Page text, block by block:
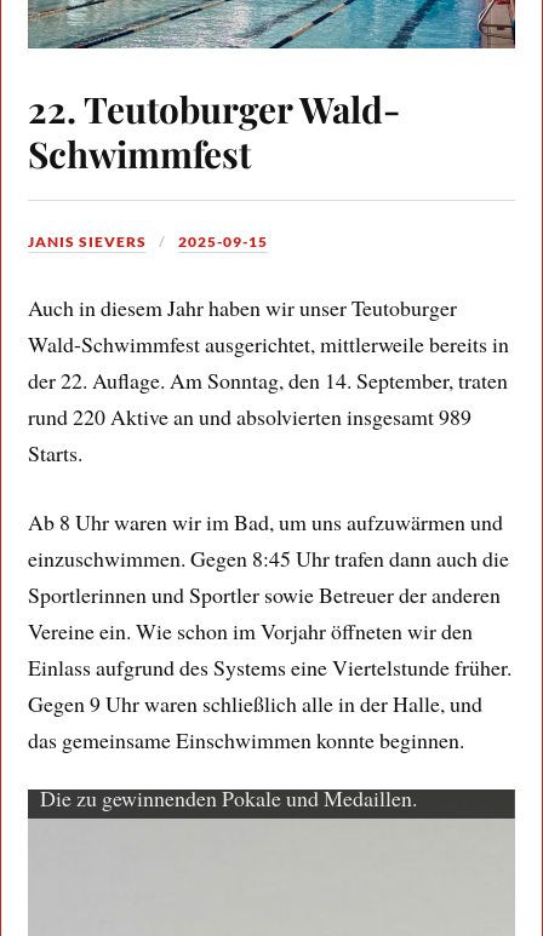
22. Teutoburger Wald-
Schwimmfest
JANIS SIEVERS 2025-09-15
Auch in diesem Jahr haben wir unser Teutoburger
Wald-Schwimmfest ausgerichtet, mittlerweile bereits in
der 22. Auflage. Am Sonntag, den 14. September, traten
rund 220 Aktive an und absolvierten insgesamt 989
Starts.
Ab 8 Uhr waren wir im Bad, um uns aufzuwärmen und
einzuschwimmen. Gegen 8:45 Uhr trafen dann auch die
Sportlerinnen und Sportler sowie Betreuer der anderen
Vereine ein. Wie schon im Vorjahr öffneten wir den
Einlass aufgrund des Systems eine Viertelstunde früher.
Gegen 9 Uhr waren schließlich alle in der Halle, und
das gemeinsame Einschwimmen konnte beginnen.